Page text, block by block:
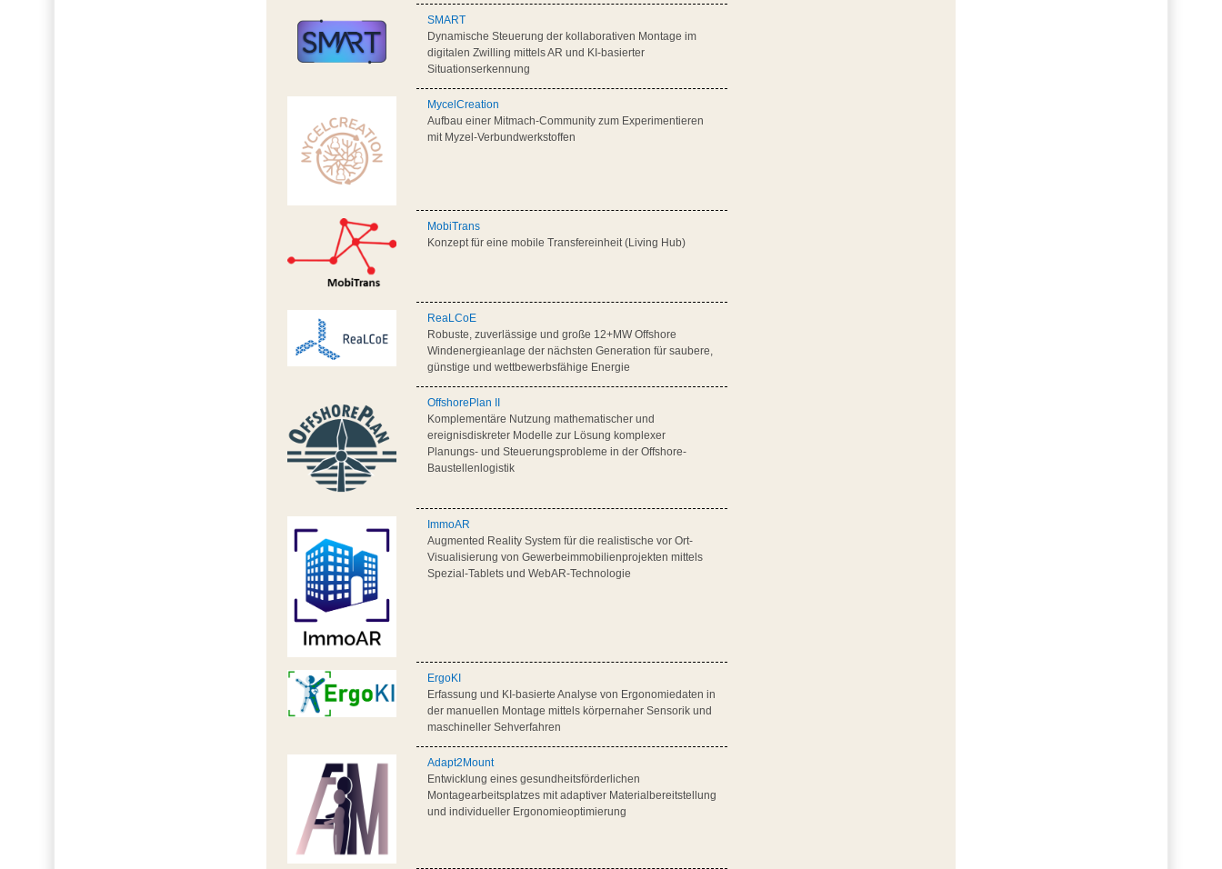
SMART
Dynamische Steuerung der kollaborativen Montage im
digitalen Zwilling mittels AR und KI-basierter
Situationserkennung
MycelCreation
Aufbau einer Mitmach-Community zum Experimentieren
mit Myzel-Verbundwerkstoffen
MobiTrans
Konzept für eine mobile Transfereinheit (Living Hub)
ReaLCoE
Robuste, zuverlässige und große 12+MW Offshore
Windenergieanlage der nächsten Generation für saubere,
günstige und wettbewerbsfähige Energie
OffshorePlan II
Komplementäre Nutzung mathematischer und
ereignisdiskreter Modelle zur Lösung komplexer
Planungs- und Steuerungsprobleme in der Offshore-
Baustellenlogistik
ImmoAR
Augmented Reality System für die realistische vor Ort-
Visualisierung von Gewerbeimmobilienprojekten mittels
Spezial-Tablets und WebAR-Technologie
ErgoKI
Erfassung und KI-basierte Analyse von Ergonomiedaten in
der manuellen Montage mittels körpernaher Sensorik und
maschineller Sehverfahren
Adapt2Mount
Entwicklung eines gesundheitsförderlichen
Montagearbeitsplatzes mit adaptiver Materialbereitstellung
und individueller Ergonomieoptimierung